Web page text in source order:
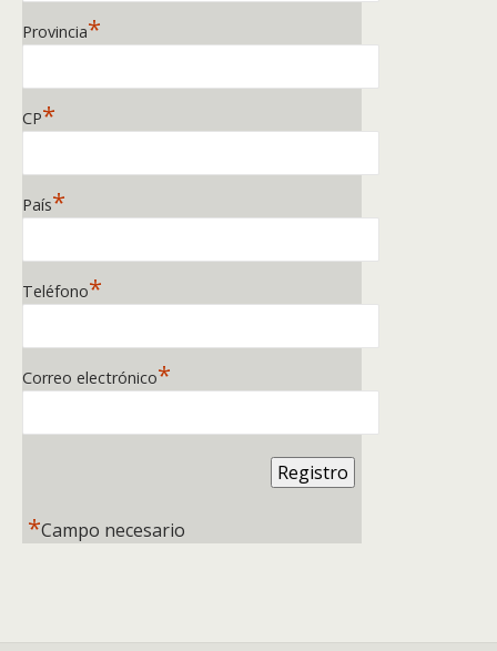
Provincia*
CP*
País*
Teléfono*
Correo electrónico*
*Campo necesario